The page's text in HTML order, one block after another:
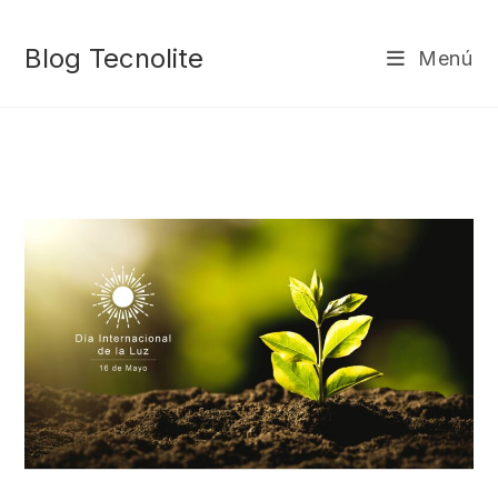
contenido
Blog Tecnolite Menú